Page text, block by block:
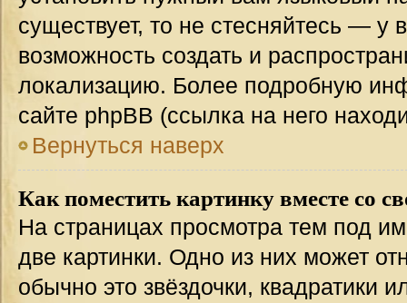
существует, то не стесняйтесь — у
возможность создать и
локализацию. Более подробную
сайте phpBB (ссылка на него
Вернуться наверх
Как поместить картинку вместе со
На страницах просмотра тем под
две картинки. Одно из них может
обычно это звёздочки, квадратики